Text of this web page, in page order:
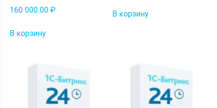
160 000.00 ₽
В корзину
В корзину